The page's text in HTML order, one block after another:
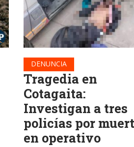
DENUNCIA
Tragedia en
Cotagaita:
Investigan a tres
policías por
en operativo